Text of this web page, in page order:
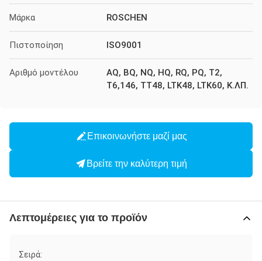
Μάρκα ROSCHEN
Πιστοποίηση ISO9001
Αριθμό μοντέλου
AQ, BQ, NQ, HQ, RQ, PQ, T2,
T6,146, TT48, LTK48, LTK60, Κ.ΛΠ.
Επικοινωνήστε μαζί μας
Βρείτε την καλύτερη τιμή
Λεπτομέρειες για το προϊόν
Σειρά: